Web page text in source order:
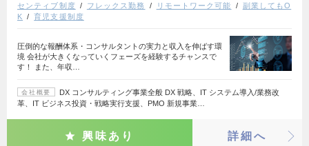
センティブ制度
フレックス勤務 リモートワーク可能
副業してもO
K
育児支援制度
圧倒的な報酬体系・コンサルタントの実力と収入を伸ばす環
境 会社が大きくなっていくフェーズを経験するチャンスで
す！ また、年収…
会社概要
DX コンサルティング事業全般 DX 戦略、IT システム導入/業務改
革、IT ビジネス投資・戦略実行支援、PMO 新規事業…
興味あり 詳細へ